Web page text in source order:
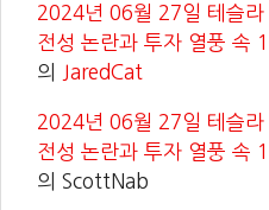
2024년 06월 27일 테슬
전성 논란과 투자 열풍 속
의
JaredCat
2024년 06월 27일 테슬
전성 논란과 투자 열풍 속
의 ScottNab